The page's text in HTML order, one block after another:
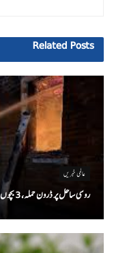
Related Posts
عالمی خبریں
روسی ساحل پر ڈرون حملہ، 3 بچوں سمیت 7 افراد ہلاک